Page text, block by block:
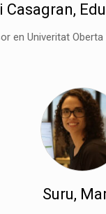
Casagran,
en Univeritat Oberta
Suru,